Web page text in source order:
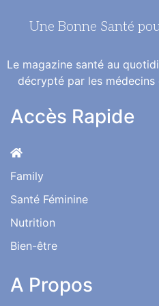
Une Bonne Santé
Le magazine santé au
décrypté par les
Accès Rapide
Family
Santé Féminine
Nutrition
Bien-être
A Propos